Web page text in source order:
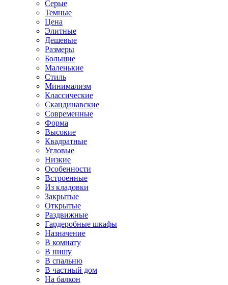
Серые
Темные
Цена
Элитные
Дешевые
Размеры
Большие
Маленькие
Стиль
Минимализм
Классические
Скандинавские
Современные
Форма
Высокие
Квадратные
Угловые
Низкие
Особенности
Встроенные
Из кладовки
Закрытые
Открытые
Раздвижные
Гардеробные шкафы
Назначение
В комнату
В нишу
В спальню
В частный дом
На балкон